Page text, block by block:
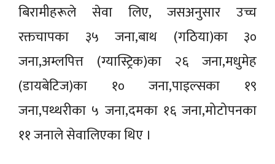
बिरामीहरूले सेवा लिए, जसअनुसार उच्च
रक्तचापका ३५ जना,बाथ (गठिया)का ३०
जना,अम्लपित्त (ग्यास्ट्रिक)का २६ जना,मधुमेह
(डायबेटिज)का १० जना,पाइल्सका १९
जना,पथ्थरीका ५ जना,दमका १६ जना,मोटोपनका
११ जनाले सेवालिएका थिए ।